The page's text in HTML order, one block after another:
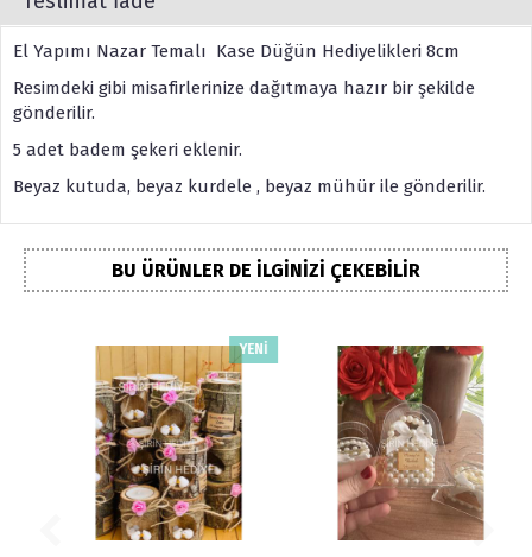
El Yapımı Nazar Temalı Kase Düğün Hediyelikleri 8cm
Resimdeki gibi misafirlerinize dağıtmaya hazır bir şekilde
gönderilir.
5 adet badem şekeri eklenir.
Beyaz kutuda, beyaz kurdele , beyaz mühür ile gönderilir.
BU ÜRÜNLER DE İLGINIZI ÇEKEBILIR
YENİ